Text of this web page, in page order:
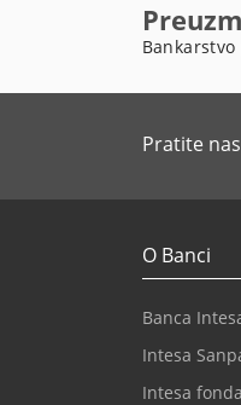
Pratite
O Banci
Banca
Intesa
Intesa